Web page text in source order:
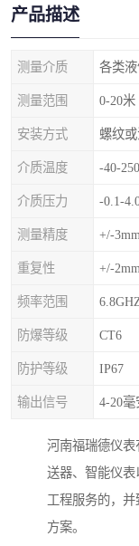
产品描述
测量介质 各类
测量范围 0-20米
安装方式 螺纹
介质温度 -40-
介质压力 -0.1-
测量精度 +/-3mm
重复性 +/-2mm
频率范围
防爆等级 CT6
防护等级 IP67
输出信号 4-20毫
河南福瑞德仪
送器、智能仪
工程服务的，
方案。